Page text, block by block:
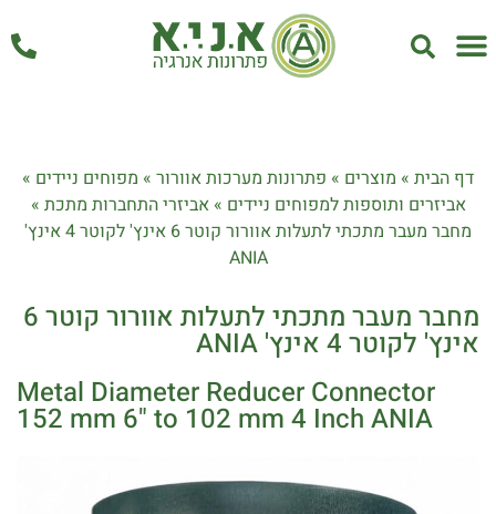
דף הבית » מוצרים » פתרונות מערכות אוורור » מפוחים ניידים »
אביזרים ותוספות למפוחים ניידים »אביזרי התחברות מתכת »
מחבר מעבר מתכתי לתעלות אוורור קוטר 6 אינץ' לקוטר 4 אינץ'
ANIA
מחבר מעבר מתכתי לתעלות אוורור קוטר 6
אינץ' לקוטר 4 אינץ' ANIA
Metal Diameter Reducer Connector
152 mm 6" to 102 mm 4 Inch ANIA